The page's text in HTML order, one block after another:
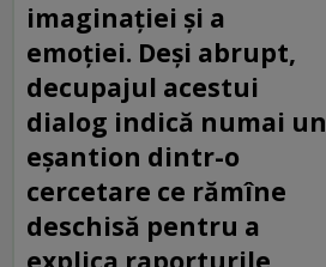
imaginației și a
emoției. Deși abrupt,
decupajul acestui
dialog indică numai un
eșantion dintr-o
cercetare ce rămîne
deschisă pentru a